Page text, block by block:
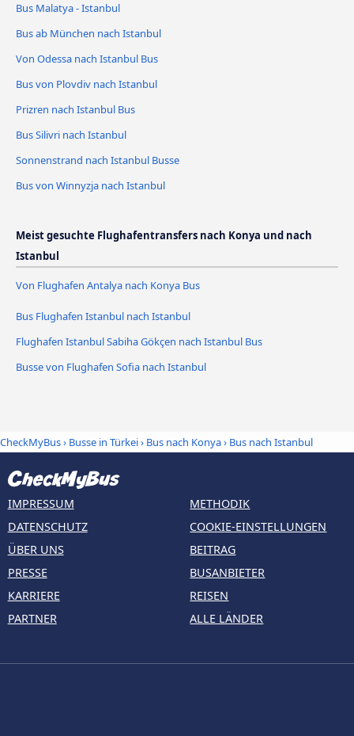
Bus Malatya - Istanbul
Bus ab München nach Istanbul
Von Odessa nach Istanbul Bus
Bus von Plovdiv nach Istanbul
Prizren nach Istanbul Bus
Bus Silivri nach Istanbul
Sonnenstrand nach Istanbul Busse
Bus von Winnyzja nach Istanbul
Meist gesuchte Flughafentransfers nach Konya und nach
Istanbul
Von Flughafen Antalya nach Konya Bus
Bus Flughafen Istanbul nach Istanbul
Flughafen Istanbul Sabiha Gökçen nach Istanbul Bus
Busse von Flughafen Sofia nach Istanbul
CheckMyBus› Busse in Türkei› Bus nach Konya› Bus nach Istanbul
IMPRESSUM
DATENSCHUTZ
ÜBER UNS
PRESSE
KARRIERE
PARTNER
METHODIK
COOKIE-EINSTELLUNGEN
BEITRAG
BUSANBIETER
REISEN
ALLE LÄNDER